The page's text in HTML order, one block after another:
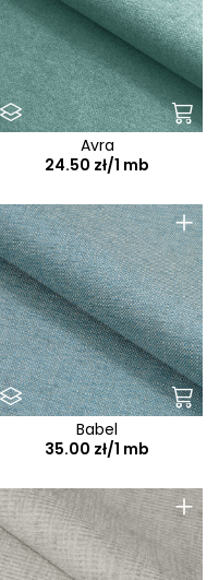
Avra
24.50 zł/1 mb
+
Babel
35.00 zł/1 mb
+